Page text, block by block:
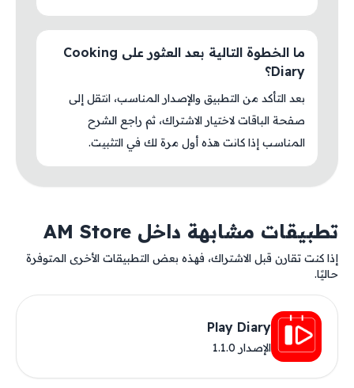
ما الخطوة التالية بعد العثور على Cooking
Diary؟
بعد التأكد من التطبيق والإصدار المناسب، انتقل إلى
صفحة الباقات لاختيار الاشتراك، ثم راجع الشرح
المناسب إذا كانت هذه أول مرة لك في التثبيت.
تطبيقات مشابهة داخل AM Store
إذا كنت تقارن قبل الاشتراك، فهذه بعض التطبيقات الأخرى المتوفرة
حاليًا.
Play Diary
الإصدار 1.1.0